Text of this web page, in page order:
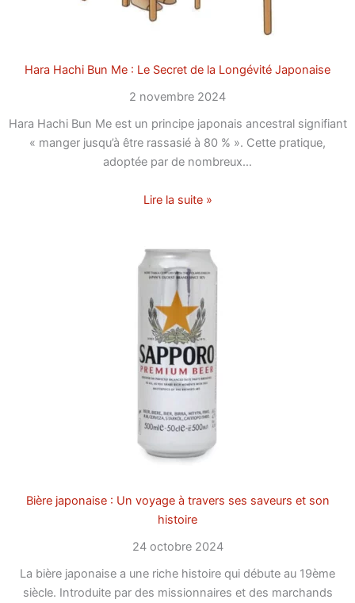
Hara Hachi Bun Me : Le Secret de la Longévité Japonaise
2 novembre 2024
Hara Hachi Bun Me est un principe japonais ancestral signifiant
« manger jusqu’à être rassasié à 80 % ». Cette pratique,
adoptée par de nombreux…
Lire la suite »
Bière japonaise : Un voyage à travers ses saveurs et son
histoire
24 octobre 2024
La bière japonaise a une riche histoire qui débute au 19ème
siècle. Introduite par des missionnaires et des marchands